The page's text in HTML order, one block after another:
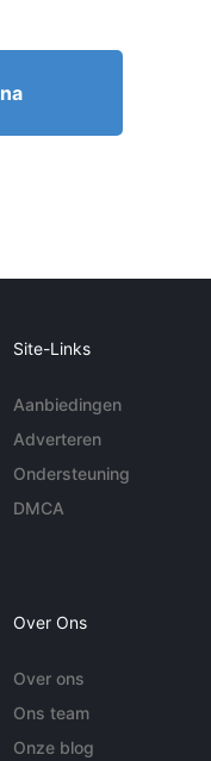
Site-Links
Aanbiedingen
Adverteren
Ondersteuning
DMCA
Over Ons
Over ons
Ons team
Onze blog